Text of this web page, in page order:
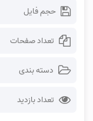
حجم فایل
تعداد صفحات
دسته بندی
تعداد بازدید